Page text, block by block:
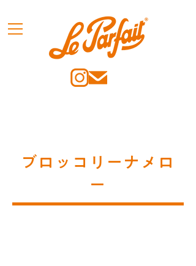
ブロッコリーナメロ
ー